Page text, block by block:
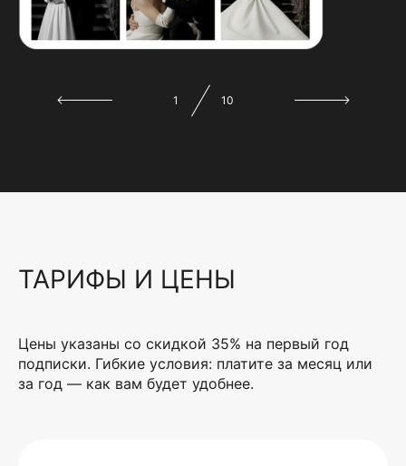
1 10
ТАРИФЫ И ЦЕНЫ
Цены указаны со скидкой 35% на первый год
подписки. Гибкие условия: платите за месяц или
за год — как вам будет удобнее.